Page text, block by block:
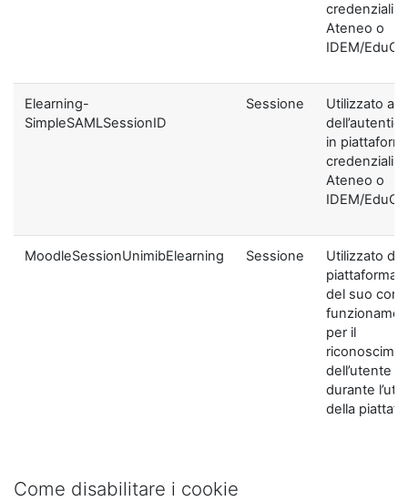
credenziali di
Ateneo o
IDEM/
Elearning-
SimpleSAMLSessionID
Sessione
Utilizzato ai
in
credenziali di
Ateneo o
IDEM/
MoodleSessionUnimibElearning Sessione
Utilizzato
piattaforma
del suo
per il
dell’utente
durante
della
Come disabilitare i cookie